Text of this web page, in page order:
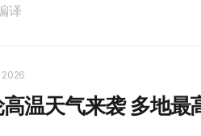
译
2026
温天气来袭 多地